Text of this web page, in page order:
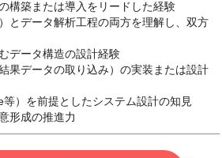
構築または導入をリードした経験
とデータ解析工程の両方を理解し、双方
データ構造の設計経験
果データの取り込み）の実装または設計
）を前提としたシステム設計の知見
形成の推進力